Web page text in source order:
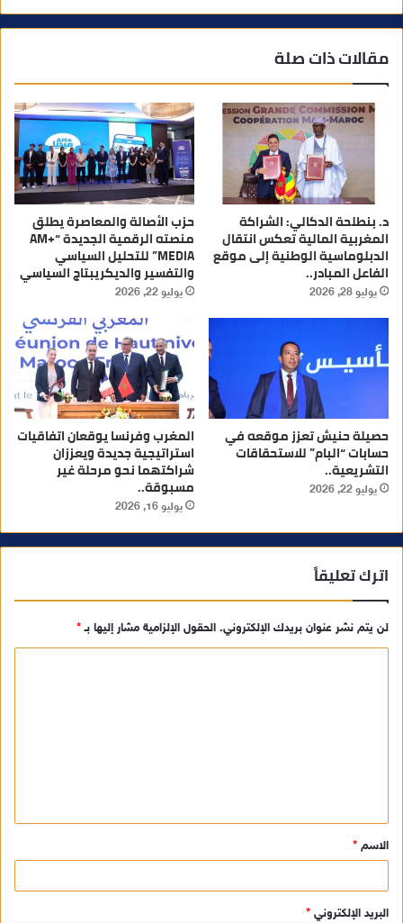
مقالات ذات صلة
د. بنطلحة الدكالي: الشراكة
المغربية المالية تعكس انتقال
الدبلوماسية الوطنية إلى موقع
الفاعل المبادر..
يوليو 28, 2026
حزب الأصالة والمعاصرة يطلق
منصته الرقمية الجديدة “AM+
MEDIA” للتحليل السياسي
والتفسير والديكريبتاج السياسي
يوليو 22, 2026
حصيلة حنيش تعزز موقعه في
حسابات “البام” للاستحقاقات
التشريعية..
يوليو 22, 2026
المغرب وفرنسا يوقعان اتفاقيات
استراتيجية جديدة ويعززان
شراكتهما نحو مرحلة غير
مسبوقة..
يوليو 16, 2026
اترك تعليقاً
لن يتم نشر عنوان بريدك الإلكتروني. الحقول الإلزامية مشار إليها بـ*
ق
*
الاسم *
البريد الإلكتروني *